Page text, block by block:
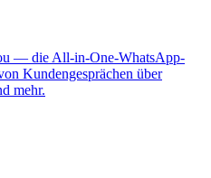
— die All-in-One-WhatsApp-
Kundengesprächen über
mehr.